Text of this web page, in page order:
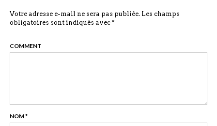
Votre adresse e-mail ne sera pas publiée. Les champs
obligatoires sont indiqués avec *
COMMENT
NOM*